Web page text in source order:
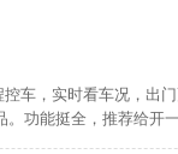
车，实时看车况，出
功能挺全，推荐给开